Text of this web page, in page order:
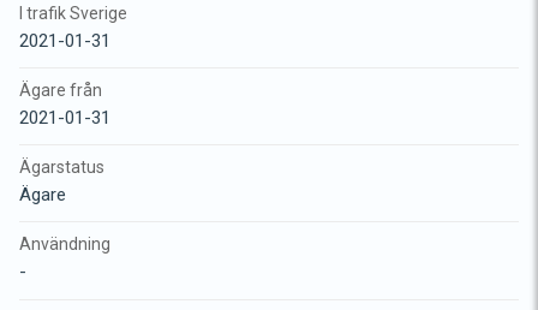
I trafik Sverige
2021-01-31
Ägare från
2021-01-31
Ägarstatus
Ägare
Användning
-